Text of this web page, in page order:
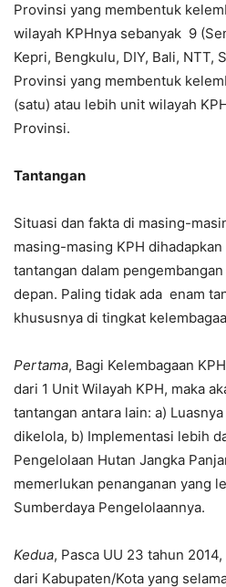
Provinsi yang membentuk
wilayah KPHnya sebanyak 9
Kepri, Bengkulu, DIY, Bali, NTT,
Provinsi yang membentuk
(satu) atau lebih unit wilayah
Provinsi.
Tantangan
Situasi dan fakta di masing-
masing-masing KPH
tantangan dalam
depan. Paling tidak ada enam
khususnya di tingkat
Pertama, Bagi Kelembagaan
dari 1 Unit Wilayah KPH, maka
tantangan antara lain: a)
dikelola, b) Implementasi lebih
Pengelolaan Hutan Jangka
memerlukan penanganan yang
Sumberdaya Pengelolaannya.
Kedua, Pasca UU 23 tahun
dari Kabupaten/Kota yang